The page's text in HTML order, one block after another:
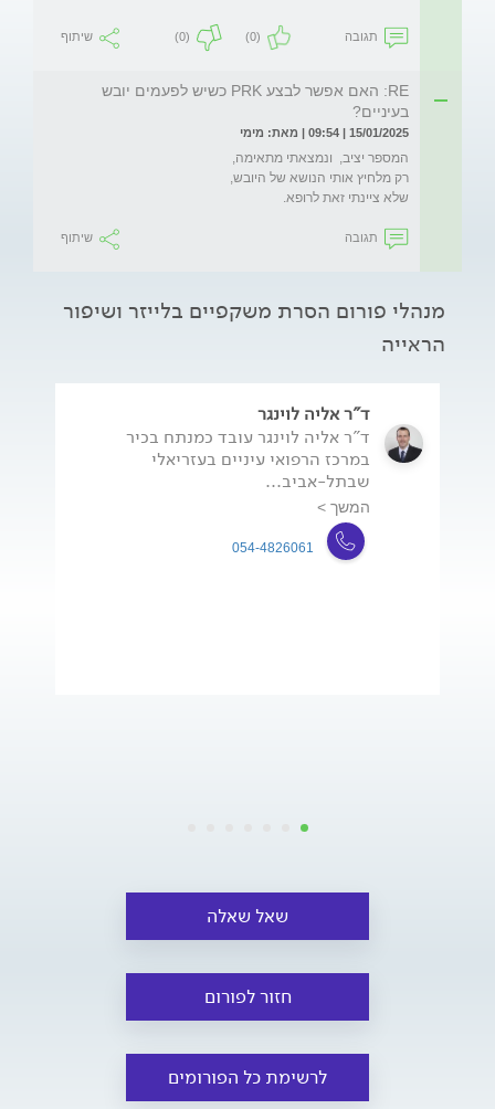
תגובה (0)
(0) שיתוף
RE: האם אפשר לבצע PRK כשיש לפעמים יובש
בעיניים?
15/01/2025 | 09:54 | מאת: מימי
שלא ציינתי זאת לרופא.
תגובה שיתוף
מנהלי פורום הסרת משקפיים בלייזר ושיפור
הראייה
ד"ר אליה לוינגר
ד"ר אליה לוינגר עובד כמנתח בכיר
במרכז הרפואי עיניים בעזריאלי
שבתל-אביב...
המשך >
054-4826061
שאל שאלה
חזור לפורום
לרשימת כל הפורומים